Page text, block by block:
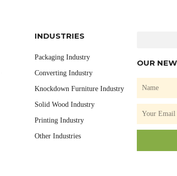
INDUSTRIES
Packaging Industry
Converting Industry
Knockdown Furniture Industry
Solid Wood Industry
Printing Industry
Other Industries
OUR